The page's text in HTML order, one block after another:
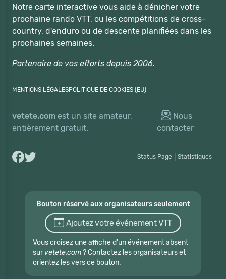
Notre carte interactive vous aide à dénicher votre
prochaine rando VTT, ou les compétitions de cross-
country, d'enduro ou de descente planifiées dans les
prochaines semaines.
Partenaire de vos efforts depuis 2006.
MENTIONS LÉGALESPOLITIQUE DE COOKIES (EU)
vetete.com est un site amateur,
entièrement gratuit.
Nous
contacter
Status Page Statistiques
Bouton réservé aux organisateurs seulement
Ajoutez votre événement VTT
Vous croisez une affiche d'un événement absent
sur vetete.com? Contactez les organisateurs et
orientez les vers ce bouton.